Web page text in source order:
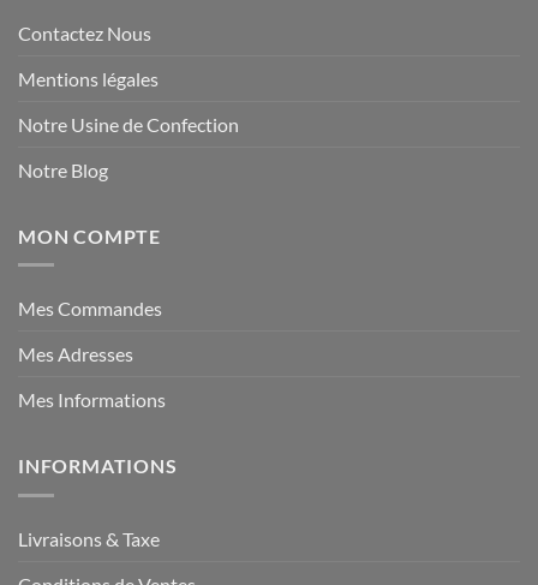
Contactez Nous
Mentions légales
Notre Usine de Confection
Notre Blog
MON COMPTE
Mes Commandes
Mes Adresses
Mes Informations
INFORMATIONS
Livraisons & Taxe